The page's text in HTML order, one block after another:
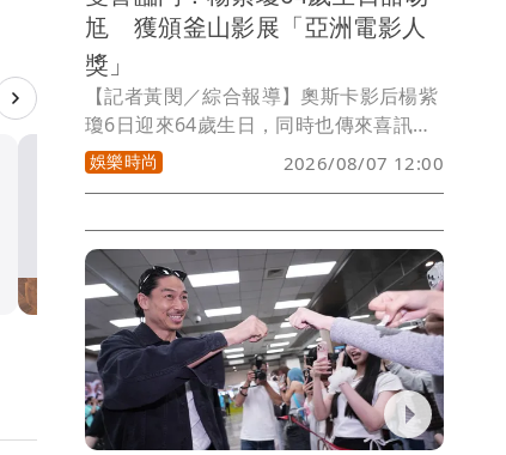
展榮展瑞父親節出招 短影
吸3千萬
娛樂時尚
尪 獲頒釜山影展「亞洲電影人
獎」
【記者黃閔／綜合報導】奧斯卡影后楊紫
瓊6日迎來64歲生日，同時也傳來喜訊，
釜山國際影展宣布，楊紫瓊獲頒「亞洲電
影人獎」，肯定她在影壇的成就。這也是
年重返釜山影展。
娛樂時尚 2026/08/07 12:00